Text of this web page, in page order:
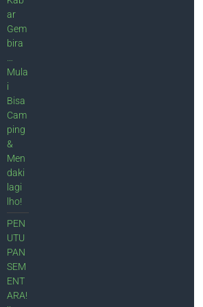
ar
Gem
bira
Mula
i
Bisa
Cam
ping
&
Men
daki
lagi
lho!
PEN
UTU
PAN
SEM
ENT
ARA!